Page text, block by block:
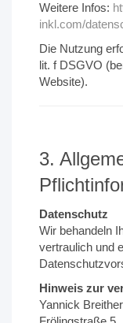
Weitere Infos:
inkl.com/
Die Nutzung
lit. f DSGVO
Website).
3.
Datenschutz
Wir behandeln
vertraulich und
Hinweis zur
Yannick Breither